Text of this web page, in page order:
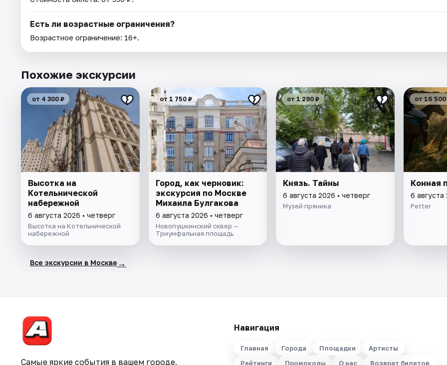
Есть ли возрастные ограничения?
Возрастное ограничение: 16+.
Похожие экскурсии
от 4 300 ₽
Высотка на
Котельнической
набережной
6 августа 2026 • четверг
Высотка на Котельнической
набережной
от 1 750 ₽
Город, как черновик:
экскурсия по Москве
Михаила Булгакова
6 августа 2026 • четверг
Новопушкинский сквер —
Триумфальная площадь
от 1 290 ₽
Князь. Тайны
6 августа 2026 • четверг
Музей пряника
от 16 500
Конная
6 августа
Petter
Все экскурсии в Москве →
Самые яркие события в вашем городе.
Навигация
Главная Города Площадки
Артисты
Рейтинги
Промокоды О нас Возврат билетов